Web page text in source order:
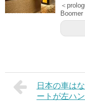
＜
日本の車は
ートが左ハ